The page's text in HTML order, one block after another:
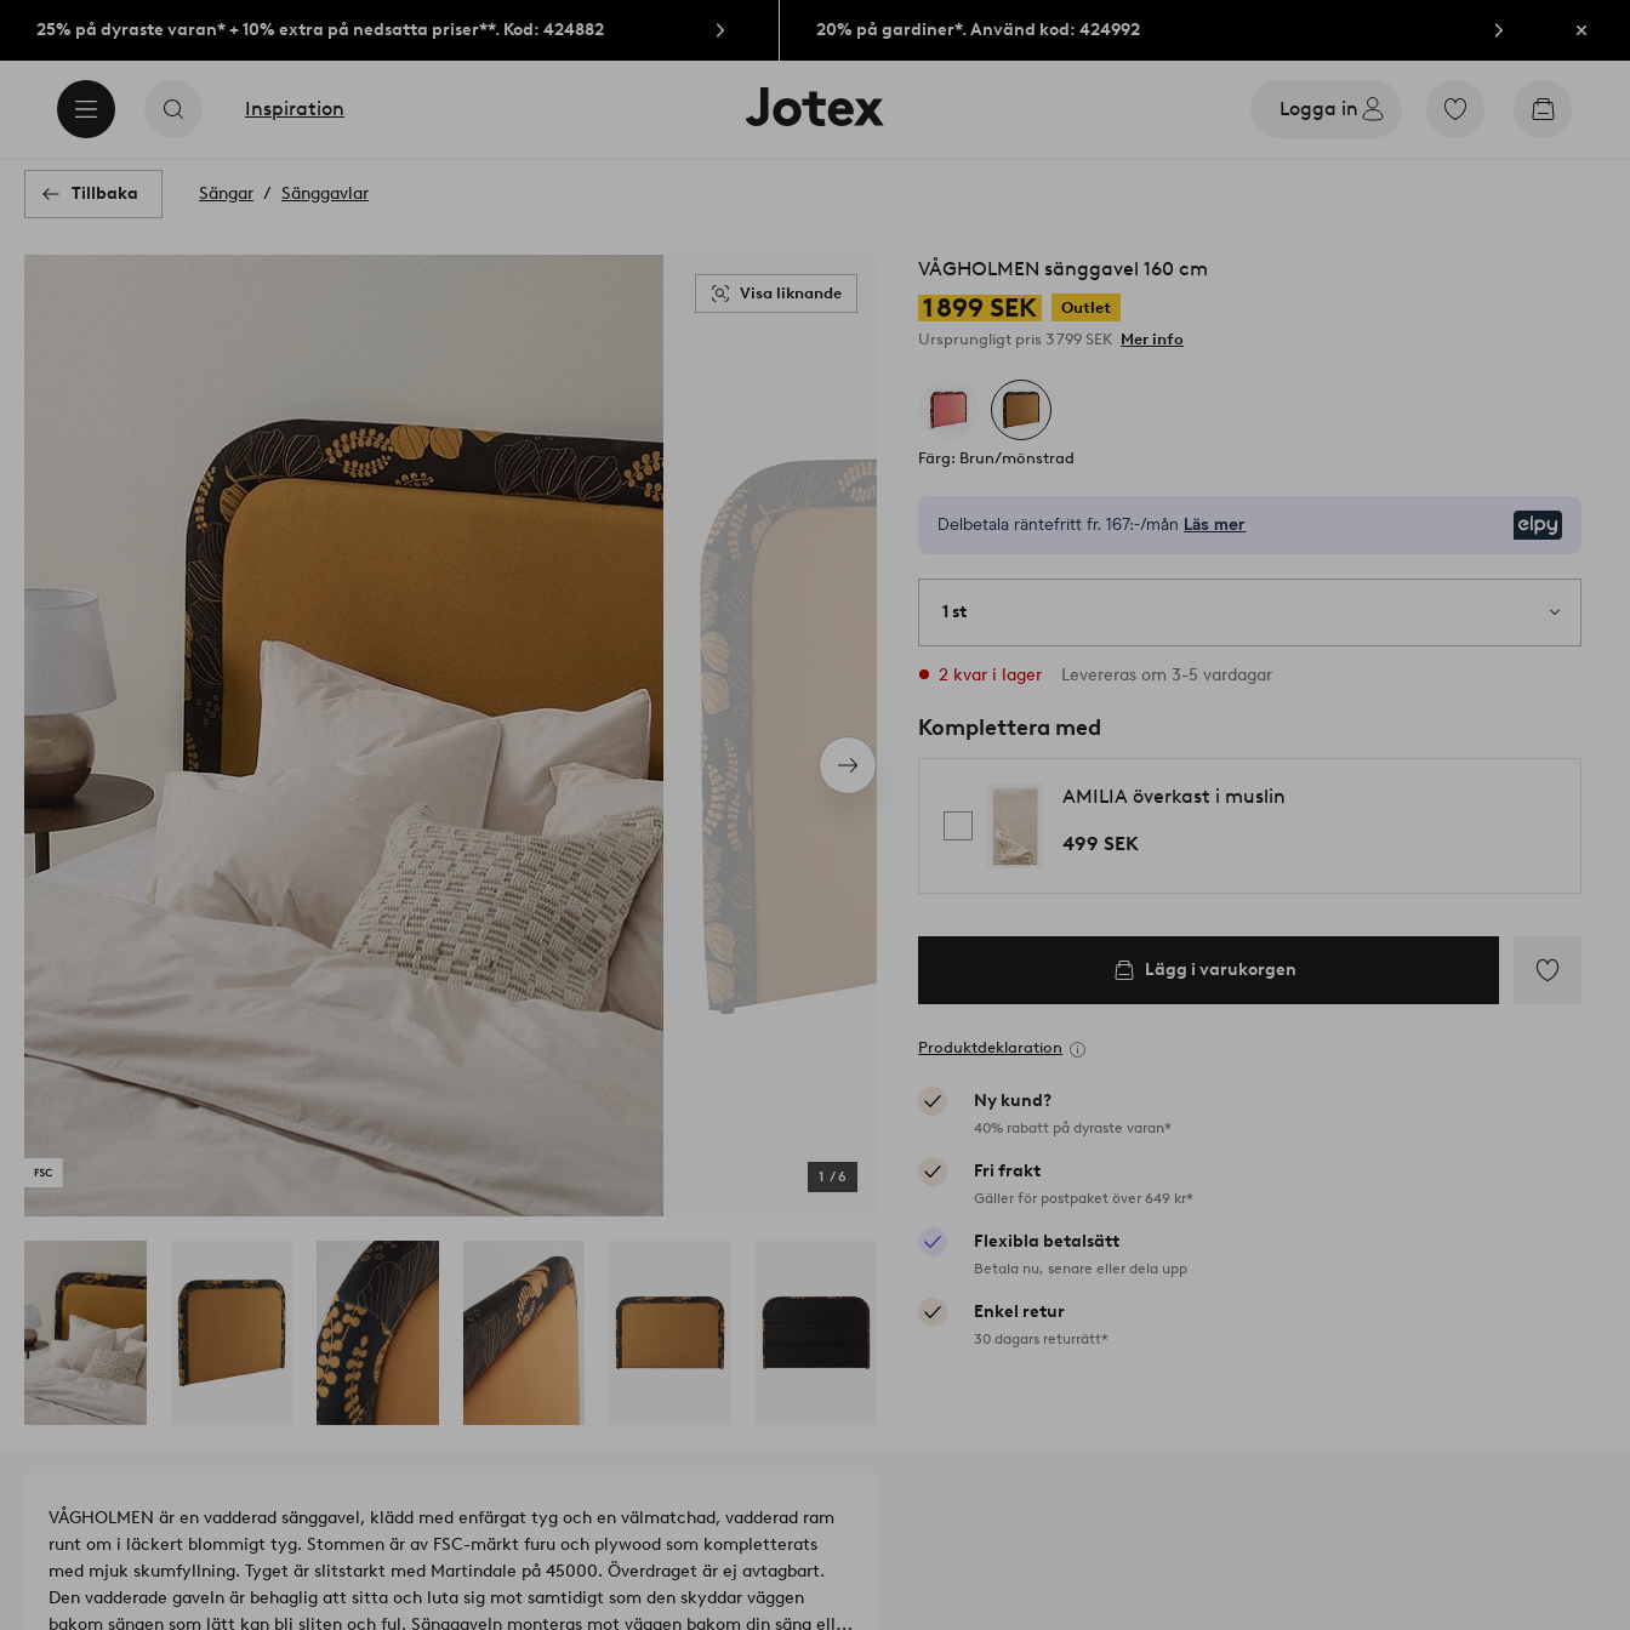
25% på dyraste varan* + 10% extra på nedsatta priser**. Kod: 424882 20% på gardiner*. Använd kod: 424992 Stäng
Inspiration
Jotex
logotyp
Logga in
Gå
Gå
Tillbaka Sängar Sänggavlar
Nästa
produkt
1 /6
Visa liknande
VÅGHOLMEN sänggavel 160 cm
1 899 SEK
Outlet
Ursprungligt pris3 799 SEK Mer info
Färg: Brun/mönstrad
Delbetala räntefritt fr.167:-/mån Läs mer
1 st
2 kvar i lager Levereras om 3-5 vardagar
Komplettera med
AMILIA överkast i muslin
499 SEK
Lägg i varukorgen
Produktdeklaration
Ny kund?
40% rabatt på dyraste varan*
Fri frakt
Gäller för postpaket över 649 kr*
Flexibla betalsätt
Betala nu, senare eller dela upp
Enkel retur
30 dagars returrätt*
VÅGHOLMEN är en vadderad sänggavel, klädd med enfärgat tyg och en välmatchad, vadderad ram
runt om i läckert blommigt tyg. Stommen är av FSC-märkt furu och plywood som kompletterats
med mjuk skumfyllning. Tyget är slitstarkt med Martindale på 45000. Överdraget är ej avtagbart.
Den vadderade gaveln är behaglig att sitta och luta sig mot samtidigt som den skyddar väggen
bakom sängen som lätt kan bli sliten och ful. Sänggaveln monteras mot väggen bakom din säng eller